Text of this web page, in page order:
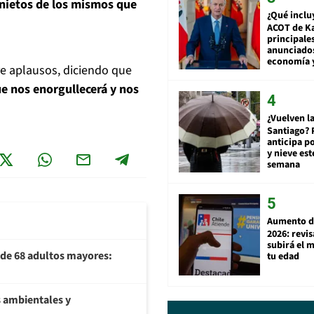
de los mismos que
aplausos, diciendo que
nos enorgullecerá y nos
68 adultos mayores:
y
¿Qué
ACOT de
economía
¿Vuelven
Santiago?
anticipa
y nieve
semana
Aumento
2026:
subirá el
tu edad